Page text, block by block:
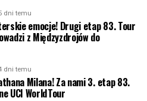
dni temu
emocje! Drugi etap 83. Tour
z Międzyzdrojów do
dni temu
Milana! Za nami 3. etap 83.
UCI WorldTour